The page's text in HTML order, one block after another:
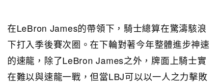
在LeBron James的帶領下，騎士總算在驚濤駭浪
下打入季後賽次圈。在下輪對著今年整體進步神速
的速龍，除了LeBron James之外，牌面上騎士實
在難以與速龍一戰，但當LBJ可以以一人之力擊敗